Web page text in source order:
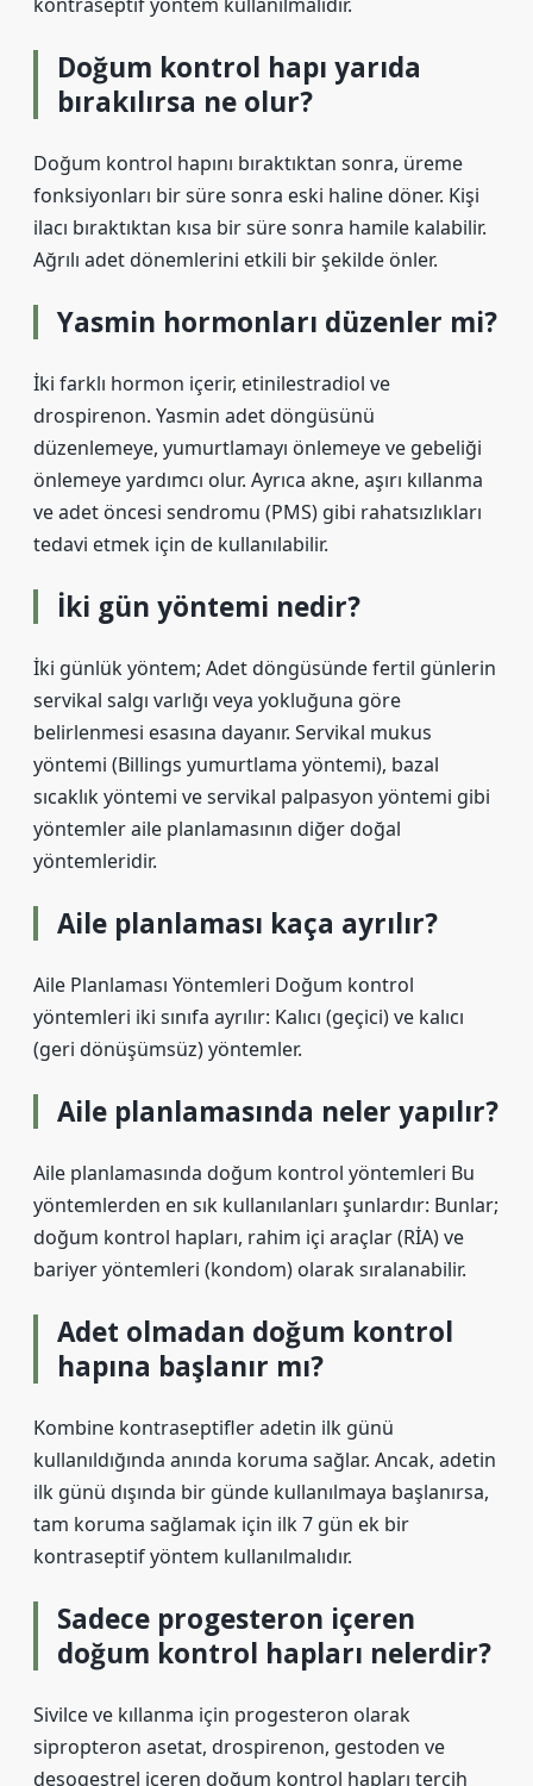
Doğum kontrol hapı yarıda
bırakılırsa ne olur?
Doğum kontrol hapını bıraktıktan sonra, üreme
fonksiyonları bir süre sonra eski haline döner. Kişi
ilacı bıraktıktan kısa bir süre sonra hamile kalabilir.
Ağrılı adet dönemlerini etkili bir şekilde önler.
Yasmin hormonları düzenler mi?
İki farklı hormon içerir, etinilestradiol ve
drospirenon. Yasmin adet döngüsünü
düzenlemeye, yumurtlamayı önlemeye ve gebeliği
önlemeye yardımcı olur. Ayrıca akne, aşırı kıllanma
ve adet öncesi sendromu (PMS) gibi rahatsızlıkları
tedavi etmek için de kullanılabilir.
İki gün yöntemi nedir?
İki günlük yöntem; Adet döngüsünde fertil günlerin
servikal salgı varlığı veya yokluğuna göre
belirlenmesi esasına dayanır. Servikal mukus
yöntemi (Billings yumurtlama yöntemi), bazal
sıcaklık yöntemi ve servikal palpasyon yöntemi gibi
yöntemler aile planlamasının diğer doğal
yöntemleridir.
Aile planlaması kaça ayrılır?
Aile Planlaması Yöntemleri Doğum kontrol
yöntemleri iki sınıfa ayrılır: Kalıcı (geçici) ve kalıcı
(geri dönüşümsüz) yöntemler.
Aile planlamasında neler yapılır?
Aile planlamasında doğum kontrol yöntemleri Bu
yöntemlerden en sık kullanılanları şunlardır: Bunlar;
doğum kontrol hapları, rahim içi araçlar (RİA) ve
bariyer yöntemleri (kondom) olarak sıralanabilir.
Adet olmadan doğum kontrol
hapına başlanır mı?
Kombine kontraseptifler adetin ilk günü
kullanıldığında anında koruma sağlar. Ancak, adetin
ilk günü dışında bir günde kullanılmaya başlanırsa,
tam koruma sağlamak için ilk 7 gün ek bir
kontraseptif yöntem kullanılmalıdır.
Sadece progesteron içeren
doğum kontrol hapları nelerdir?
Sivilce ve kıllanma için progesteron olarak
sipropteron asetat, drospirenon, gestoden ve
desogestrel içeren doğum kontrol hapları tercih